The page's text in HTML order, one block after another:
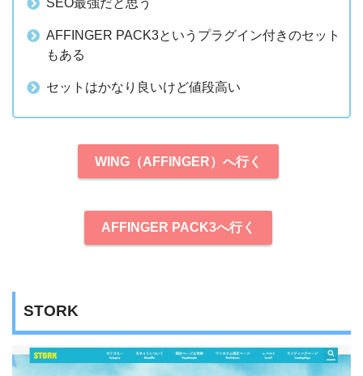
SEO最強だと思う
AFFINGER PACK3というプラグイン付きのセット
もある
セットはかなり良いけど値段高い
WING（AFFINGER）へ行く
AFFINGER PACK3へ行く
STORK